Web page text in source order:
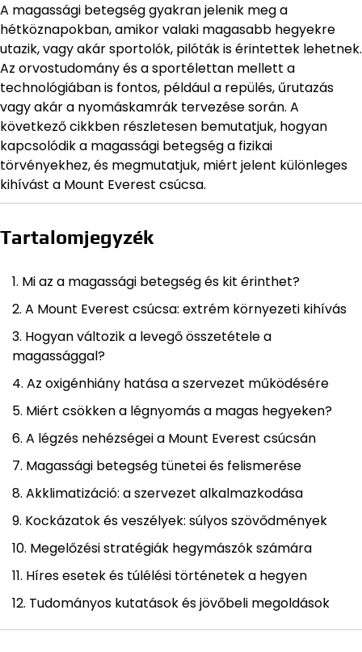
A magassági betegség gyakran jelenik meg a
hétköznapokban, amikor valaki magasabb hegyekre
utazik, vagy akár sportolók, pilóták is érintettek lehetnek.
Az orvostudomány és a sportélettan mellett a
technológiában is fontos, például a repülés, űrutazás
vagy akár a nyomáskamrák tervezése során. A
következő cikkben részletesen bemutatjuk, hogyan
kapcsolódik a magassági betegség a fizikai
törvényekhez, és megmutatjuk, miért jelent különleges
kihívást a Mount Everest csúcsa.
Tartalomjegyzék
Mi az a magassági betegség és kit érinthet?
A Mount Everest csúcsa: extrém környezeti kihívás
Hogyan változik a levegő összetétele a
magassággal?
Az oxigénhiány hatása a szervezet működésére
Miért csökken a légnyomás a magas hegyeken?
A légzés nehézségei a Mount Everest csúcsán
Magassági betegség tünetei és felismerése
Akklimatizáció: a szervezet alkalmazkodása
Kockázatok és veszélyek: súlyos szövődmények
Megelőzési stratégiák hegymászók számára
Híres esetek és túlélési történetek a hegyen
Tudományos kutatások és jövőbeli megoldások